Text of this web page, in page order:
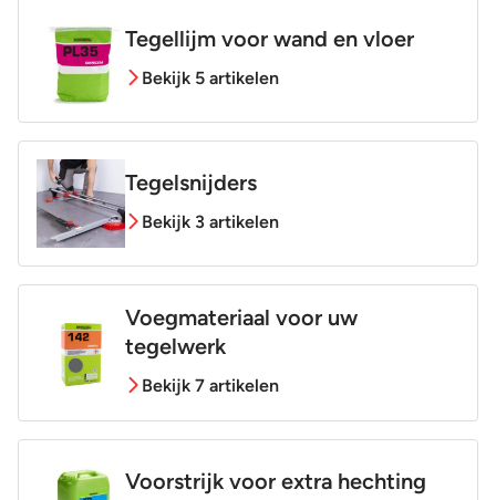
Tegellijm voor wand en vloer
Bekijk 5 artikelen
Tegelsnijders
Bekijk 3 artikelen
Voegmateriaal voor uw
tegelwerk
Bekijk 7 artikelen
Voorstrijk voor extra hechting